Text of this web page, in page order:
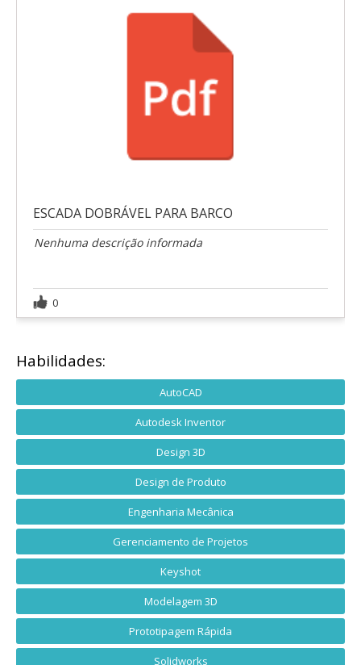
ESCADA DOBRÁVEL PARA BARCO
Nenhuma descrição informada
0
Habilidades:
AutoCAD
Autodesk Inventor
Design 3D
Design de Produto
Engenharia Mecânica
Gerenciamento de Projetos
Keyshot
Modelagem 3D
Prototipagem Rápida
Solidworks